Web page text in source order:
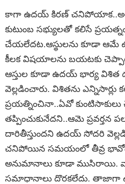
కాగా ఉదయ్ కిరణ్
కుటుంబ సభ్యులతో కలిసే
చేయలేదట.ఆస్థులను కూడా ఆమే
కీలక విషయాలను బయటకు
ఆస్తుల కూడా ఉదయ్ భార్య విశిత
వెల్లడించారు. విశితను ఎన్నిసార్లు
ప్రయత్నించినా..ఏవో కుంటిసాకులు
తప్పించుకునేదని..ఆమె ప్రవర్తన
దారితీస్తుందని ఉదయ్ సోదరి
చనిపోయిన సమయంలో తీవ్ర
అనుమానాలు కూడా ముసిరాయి.
సమాధానాలు దొరకలేదు. తాజాగా